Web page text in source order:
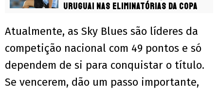
Uruguai nas Eliminatórias da Copa
Atualmente, as Sky Blues são líderes da
competição nacional com 49 pontos e só
dependem de si para conquistar o título.
Se vencerem, dão um passo importante,